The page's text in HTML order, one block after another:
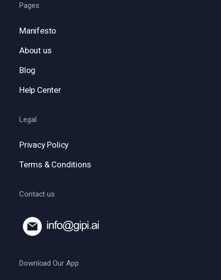
Pages
Manifesto
About us
Blog
Help Center
Legal
Privacy Policy
Terms & Conditions
Contact us
Download Our App